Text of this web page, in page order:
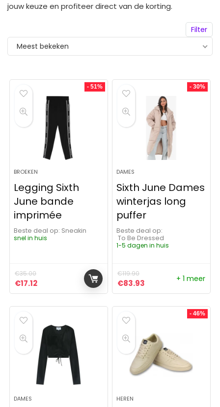
jouw keuze en profiteer direct van de korting.
Filter
Meest bekeken
- 51%
BROEKEN
Legging Sixth
June bande
imprimée
Beste deal op:
Sneakin
snel in huis
€35.00
Oorspronkelijke prijs was: €35.00.
€17.12Huidige prijs is: €17.12.
- 30%
DAMES
Sixth June Dames
winterjas long
puffer
Beste deal op:
To Be Dressed
1-5 dagen in huis
€119.90
Oorspronkelijke prijs was:
€83.93 Huidige prijs is:
+ 1 meer
DAMES
- 46%
HEREN